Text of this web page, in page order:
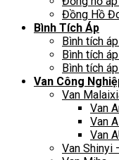
Đồng Hồ
Bình Tích Áp
Bình tích
Bình tích
Bình tích
Van Công
Van
Van
Van
Van
Van Shinyi